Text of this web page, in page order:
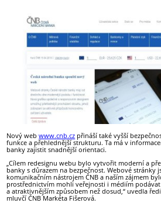
Nový webwww.cnb.cz přináší také vyšší
funkce a přehlednější strukturu. Ta má v
banky zajistit snadnější orientaci.
„Cílem redesignu webu bylo vytvořit moderní a
banky s důrazem na bezpečnost. Webové stránky
komunikačním nástrojem ČNB a naším zájmem
prostřednictvím mohli veřejnosti i médiím
a atraktivnějším způsobem než dosud,“ uvedla
mluvčí ČNB Markéta Fišerová.